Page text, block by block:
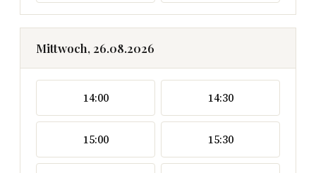
Mittwoch, 26.08.2026
14:00 14:30
15:00 15:30